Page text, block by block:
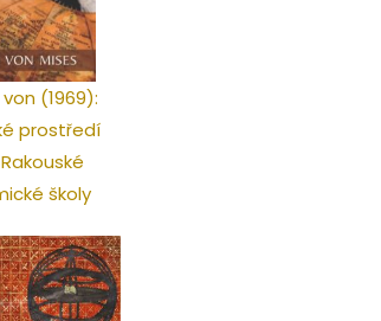
von (1969):
prostředí
školy